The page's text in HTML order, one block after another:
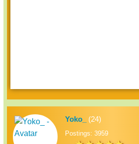
Yoko_ (24)
Postings: 3959